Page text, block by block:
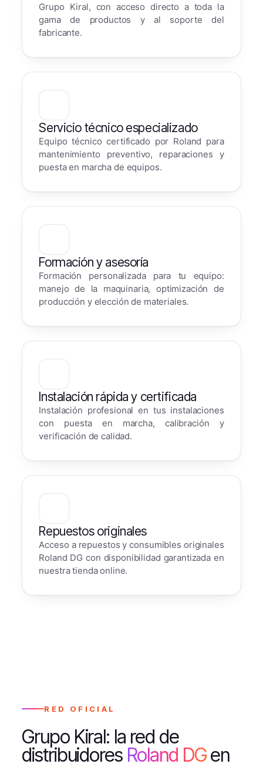
Grupo Kiral, con acceso directo a toda la
gama de productos y al soporte del
fabricante.
Servicio técnico especializado
Equipo técnico certificado por Roland para
mantenimiento preventivo, reparaciones y
puesta en marcha de equipos.
Formación y asesoría
Formación personalizada para tu equipo:
manejo de la maquinaria, optimización de
producción y elección de materiales.
Instalación rápida y certificada
Instalación profesional en tus instalaciones
con puesta en marcha, calibración y
verificación de calidad.
Repuestos originales
Acceso a repuestos y consumibles originales
Roland DG con disponibilidad garantizada en
nuestra tienda online.
RED OFICIAL
Grupo Kiral: la red de
distribuidores Roland DGen